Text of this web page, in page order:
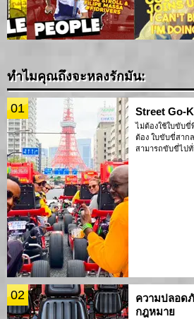
ทำไมคุณถึงจะหลงรักมัน:
01 Street Go-
ไม่ต้องใช้ใบขับขี่
ต้อง ใบขับขี่สาก
สามารถขับขี่ไปทั่
02
ความปลอด
กฎหมาย